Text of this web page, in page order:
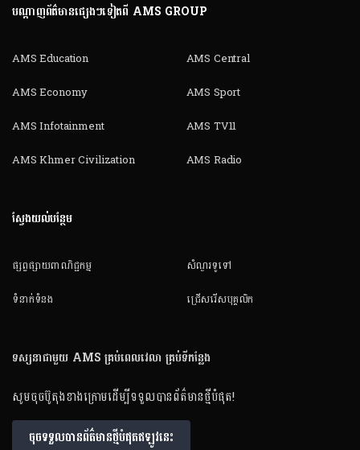
បណ្តាញព័ត៌មានផ្សេងៗទៀតពី AMS GROUP
AMS Education
AMS Economy
AMS Infotainment
AMS Khmer Civilization
AMS Central
AMS Sport
AMS TV11
AMS Radio
ស្វែងយល់បន្ថែម
ផ្សព្វផ្សាយពាណិជ្ជកម្ម
ទំនាក់ទំនង
សំណួរទូទៅ
ជ្រើសរើសបុគ្គលិក
ទស្សនាជាមួយ AMS គ្រប់ពេលវេលា គ្រប់ទីកន្លែង
សូមចុចប៊ូតុងខាងក្រោមដើម្បីទទួលបានព័ត៌មានថ្មីបំផុត!
ចុចទទួលបានព័ត៌មានថ្មីបំផុតឥឡូវនេះ